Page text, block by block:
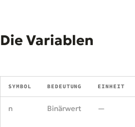
Die Variablen
SYMBOL BEDEUTUNG EINHEIT
n Binärwert —